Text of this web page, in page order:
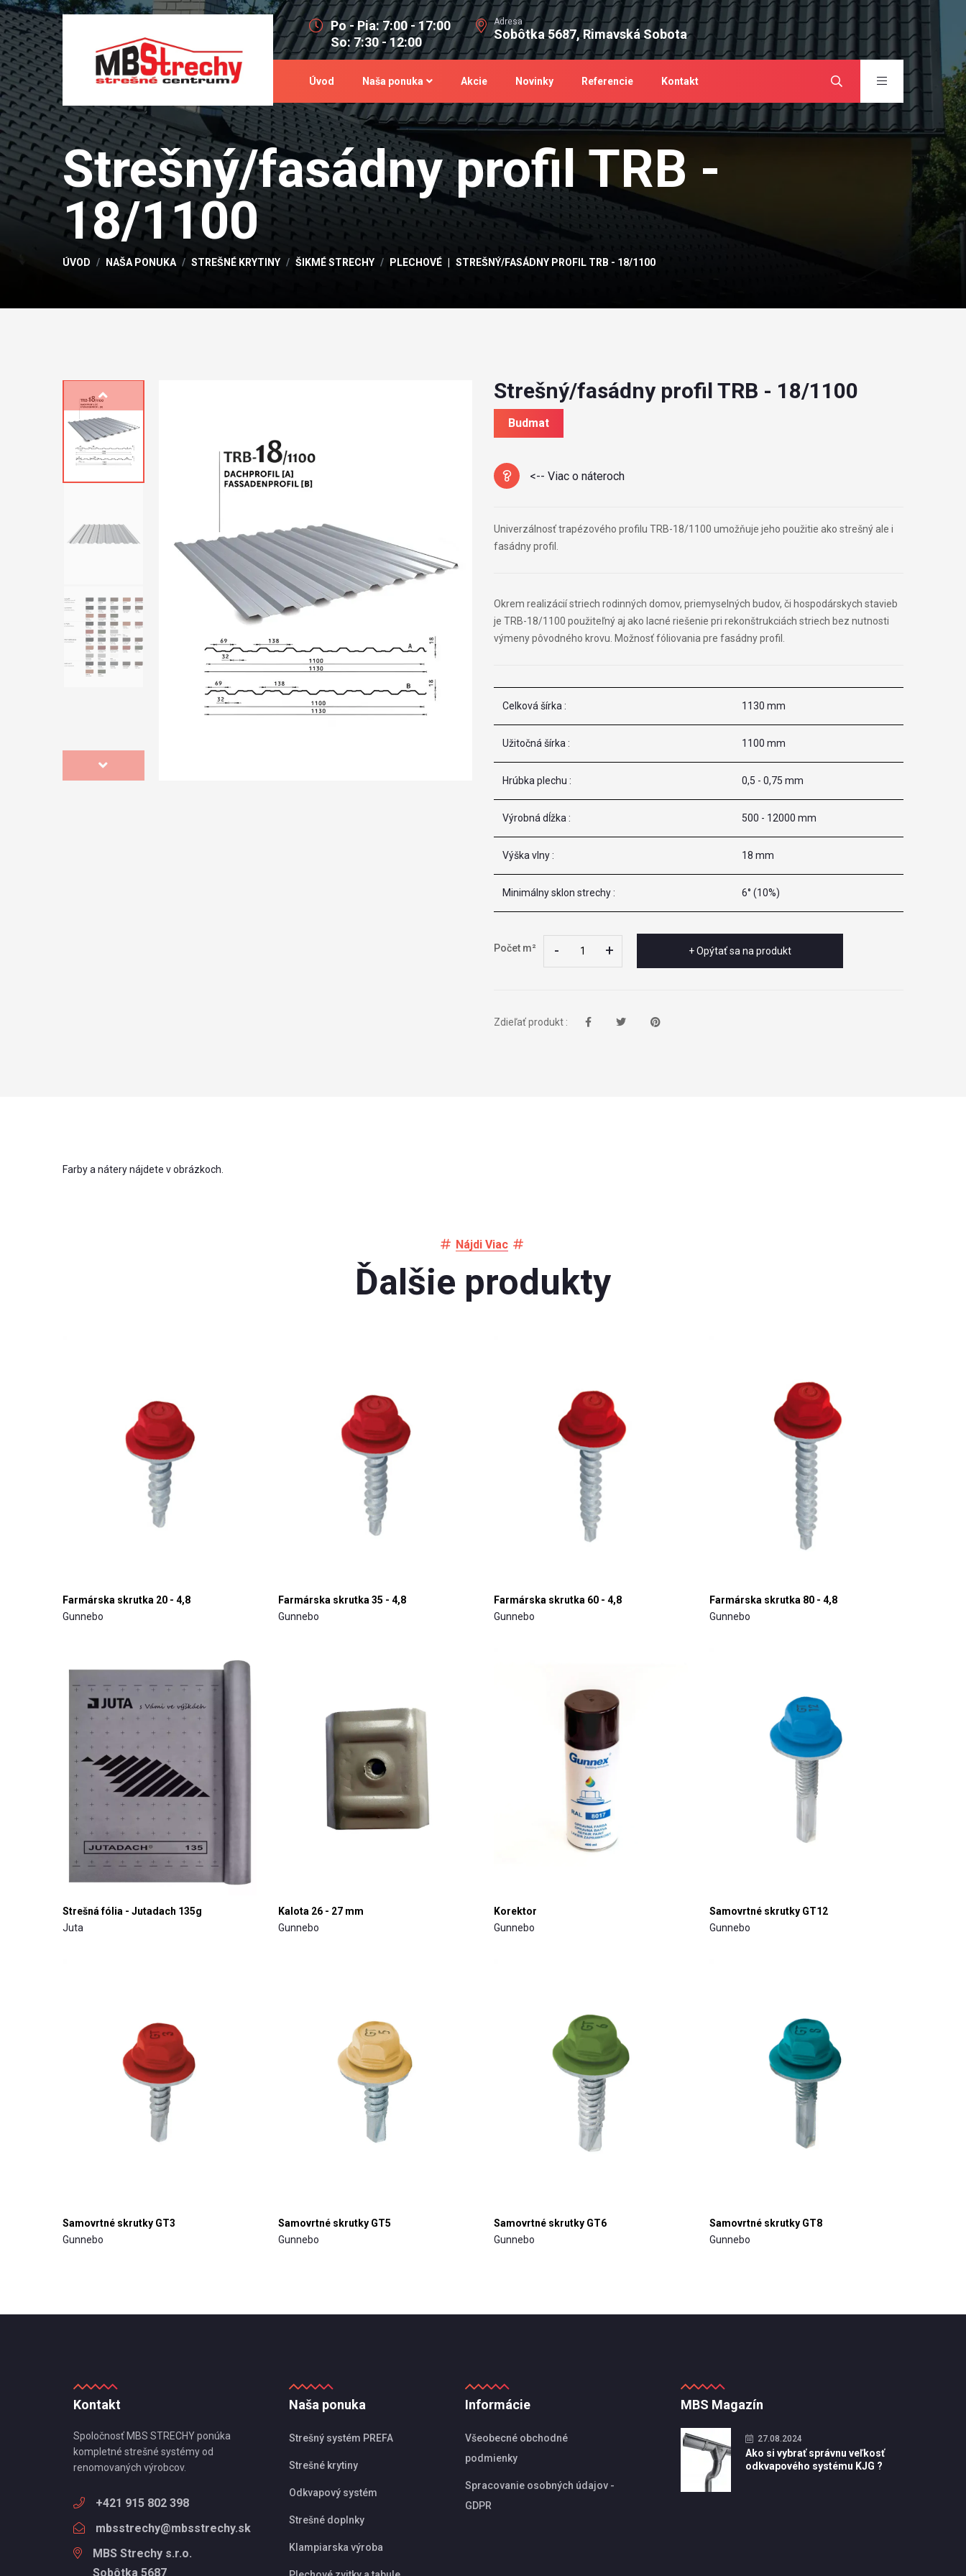
Po - Pia: 7:00 - 17:00
So: 7:30 - 12:00
Adresa
Sobôtka 5687, Rimavská Sobota
Úvod Naša ponuka Akcie Novinky Referencie Kontakt
Strešný/fasádny profil TRB -
18/1100
ÚVOD NAŠA PONUKA STREŠNÉ KRYTINY ŠIKMÉ STRECHY PLECHOVÉ STREŠNÝ/FASÁDNY PROFIL TRB - 18/1100
Strešný/fasádny profil TRB - 18/1100
Budmat
<-- Viac o náteroch
Univerzálnosť trapézového profilu TRB-18/1100 umožňuje jeho použitie ako strešný ale i
fasádny profil.
Okrem realizácií striech rodinných domov, priemyselných budov, či hospodárskych stavieb
je TRB-18/1100 použiteľný aj ako lacné riešenie pri rekonštrukciách striech bez nutnosti
výmeny pôvodného krovu. Možnosť fóliovania pre fasádny profil.
Celková šírka : 1130 mm
Užitočná šírka : 1100 mm
Hrúbka plechu : 0,5 - 0,75 mm
Výrobná dĺžka : 500 - 12000 mm
Výška vlny : 18 mm
Minimálny sklon strechy : 6° (10%)
Počet m² - +
- + + Opýtať sa na produkt
Zdieľať produkt :
Farby a nátery nájdete v obrázkoch.
Nájdi Viac
Ďalšie produkty
Farmárska skrutka 20 - 4,8
Gunnebo
Farmárska skrutka 35 - 4,8
Gunnebo
Farmárska skrutka 60 - 4,8
Gunnebo
Farmárska skrutka 80 - 4,8
Gunnebo
Strešná fólia - Jutadach 135g
Juta
Kalota 26 - 27 mm
Gunnebo
Korektor
Gunnebo
Samovrtné skrutky GT12
Gunnebo
Samovrtné skrutky GT3
Gunnebo
Samovrtné skrutky GT5
Gunnebo
Samovrtné skrutky GT6
Gunnebo
Samovrtné skrutky GT8
Gunnebo
Kontakt
Spoločnosť MBS STRECHY ponúka
kompletné strešné systémy od
renomovaných výrobcov.
+421 915 802 398
mbsstrechy@mbsstrechy.sk
MBS Strechy s.r.o.
Sobôtka 5687
Naša ponuka
Strešný systém PREFA
Strešné krytiny
Odkvapový systém
Strešné doplnky
Klampiarska výroba
Informácie
Všeobecné obchodné
podmienky
Spracovanie osobných údajov -
GDPR
MBS Magazín
27.08.2024
Ako si vybrať správnu veľkosť
odkvapového systému KJG ?